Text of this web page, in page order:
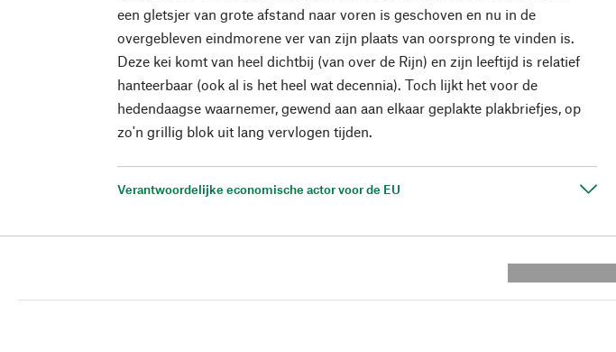
een gletsjer van grote afstand naar voren is geschoven en nu in de
overgebleven eindmorene ver van zijn plaats van oorsprong te vinden is.
Deze kei komt van heel dichtbij (van over de Rijn) en zijn leeftijd is relatief
hanteerbaar (ook al is het heel wat decennia). Toch lijkt het voor de
hedendaagse waarnemer, gewend aan aan elkaar geplakte plakbriefjes, op
zo'n grillig blok uit lang vervlogen tijden.
Verantwoordelijke economische actor voor de EU